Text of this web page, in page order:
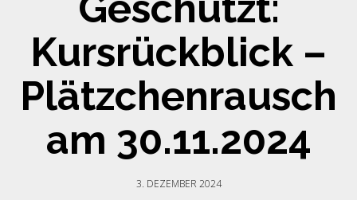
Kursrückblick –
Plätzchenrausch
am 30.11.2024
3. DEZEMBER 2024